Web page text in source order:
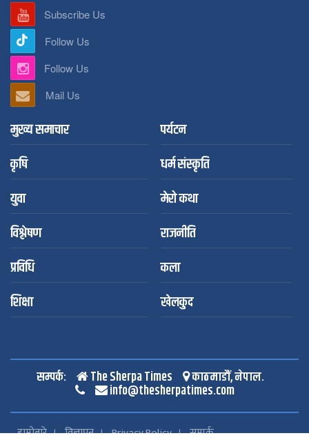
Subscribe Us
Follow Us
Follow Us
Mail Us
मुख्य समाचार
पर्यटन
कृषि
धर्म संस्कृति
युवा
मेरो कथा
विश्लेषण
राजनीति
प्रविधि
कला
शिक्षा
खेलकुद
सम्पर्क: The Sherpa Times काठमाडौं, नेपाल.
info@thesherpatimes.com
हाम्रोबारे विज्ञापन Privacy Policy सम्पर्क